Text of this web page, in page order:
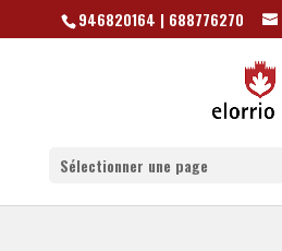
946820164 | 688776270
Sélectionner une page